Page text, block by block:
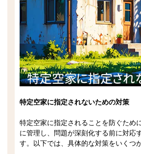
特定空家に指定されないための対策
特定空家に指定されることを防ぐため
に管理し、問題が深刻化する前に対応
す。以下では、具体的な対策をいくつ